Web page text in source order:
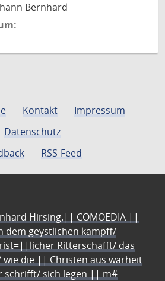
Bernhard
Kontakt
Impressum
Datenschutz
RSS-Feed
Hirsing.|| COMOEDIA ||
dem geystlichen kampff/
Ritterschafft/ das
wie die || Christen aus warheit
schrifft/ sich legen || m#